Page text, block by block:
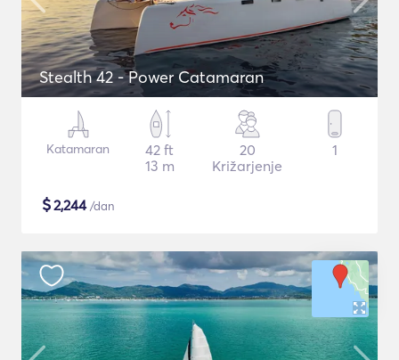
Stealth 42 - Power Catamaran
Katamaran
42 ft
13 m
20
Križarjenje
1
$2,244/dan